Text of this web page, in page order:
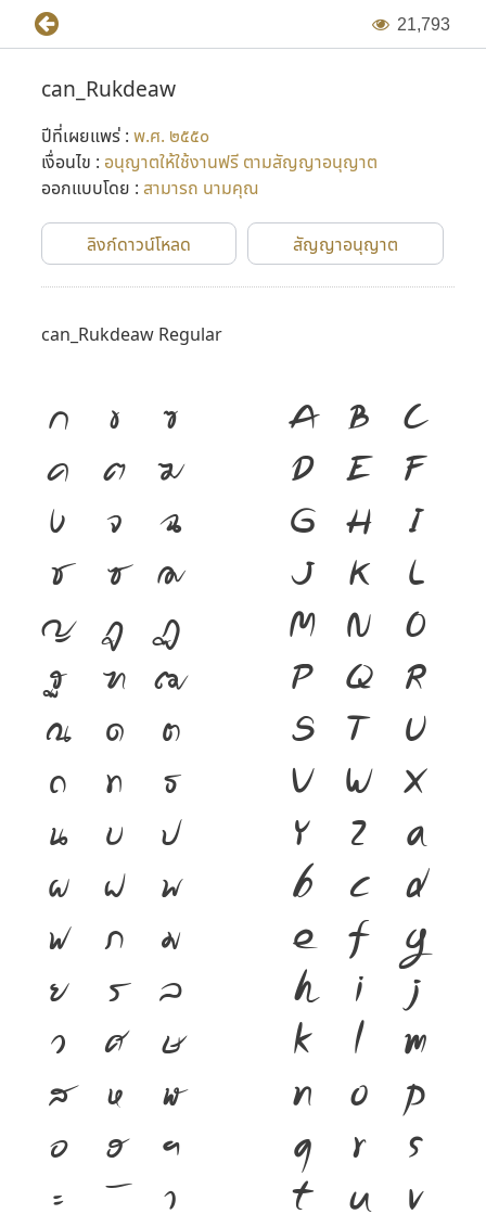
21,793
can_Rukdeaw
ปีที่เผยแพร่ : พ.ศ. ๒๕๕๐
เงื่อนไข : อนุญาตให้ใช้งานฟรี ตามสัญญาอนุญาต
ออกแบบโดย : สามารถ นามคุณ
ลิงก์ดาวน์โหลด สัญญาอนุญาต
can_Rukdeaw Regular
ก ข
ฃ
ค
ฅ
ฆ
ง
จ
ฉ
ช
ซ
ฌ
ญ ฎ
ฏ
ฐ
ฑ ฒ
ณ
ด
ต
ถ
ท
ธ
น
บ
ป
ผ
ฝ
พ
ฟ
ภ
ม
ย
ร
ล
ว
ศ
ษ
ส
ห
ฬ
อ
ฮ
ฯ
ะ
า
A B
C
D
E
F
G
H
I
J
K
L
M
N
O
P
Q
R
S
T
U
V
W
X
Y
Z
a
b
c
d
e
f
g
h
i
j
k
l
m
n
o
p
q
r
s
t
u
v